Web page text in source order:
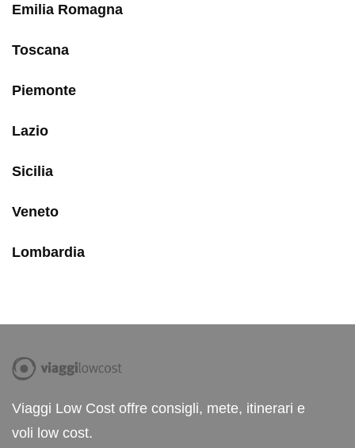
Emilia Romagna
Toscana
Piemonte
Lazio
Sicilia
Veneto
Lombardia
Viaggi Low Cost offre consigli, mete, itinerari e
voli low cost.